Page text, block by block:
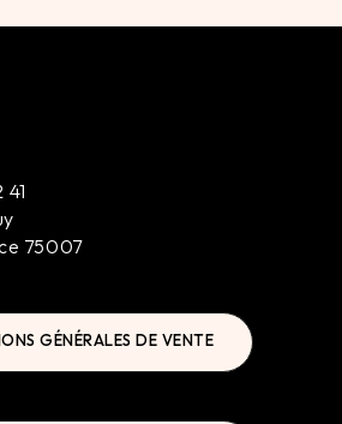
75007
GÉNÉRALES DE VENTE